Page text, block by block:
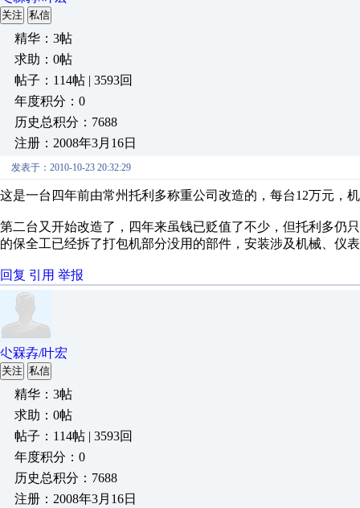
关注 私信
精华：3帖
求助：0帖
帖子：114帖 | 3593回
年度积分：0
历史总积分：7688
注册：2008年3月16日
发表于：2010-10-23 20:32:29
这是一台四年前由常州托利多称重公司改造的，每台12万元，
第二台又开始改造了，四年来虽钱已贬值了不少，但托利多仍
的保全工已经拆了打包机部分没用的部件，安装涉及机械、仪
回复 引用 举报
尐槑孨/叶宏
关注 私信
精华：3帖
求助：0帖
帖子：114帖 | 3593回
年度积分：0
历史总积分：7688
注册：2008年3月16日